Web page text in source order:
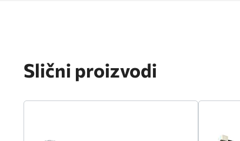
Slični proizvodi